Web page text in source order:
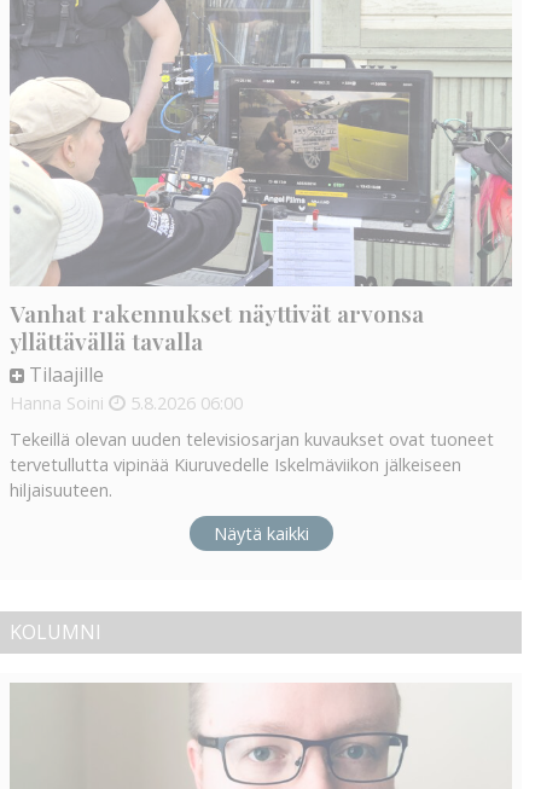
Vanhat rakennukset näyttivät arvonsa
yllättävällä tavalla
Tilaajille
Hanna Soini 5.8.2026 06:00
Tekeillä olevan uuden televisiosarjan kuvaukset ovat tuoneet
tervetullutta vipinää Kiuruvedelle Iskelmäviikon jälkeiseen
hiljaisuuteen.
Näytä kaikki
KOLUMNI